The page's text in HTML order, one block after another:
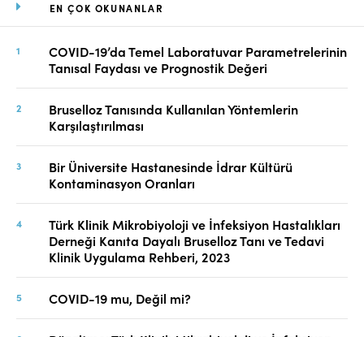
EN ÇOK OKUNANLAR
COVID-19’da Temel Laboratuvar Parametrelerinin
Tanısal Faydası ve Prognostik Değeri
Bruselloz Tanısında Kullanılan Yöntemlerin
Karşılaştırılması
Bir Üniversite Hastanesinde İdrar Kültürü
Kontaminasyon Oranları
Türk Klinik Mikrobiyoloji ve İnfeksiyon Hastalıkları
Derneği Kanıta Dayalı Bruselloz Tanı ve Tedavi
Klinik Uygulama Rehberi, 2023
COVID-19 mu, Değil mi?